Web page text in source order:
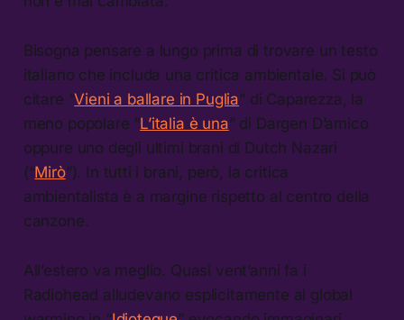
Bisogna pensare a lungo prima di trovare un testo
italiano che includa una critica ambientale. Si può
citare “Vieni a ballare in Puglia” di Caparezza, la
meno popolare “L’italia è una” di Dargen D’amico
oppure uno degli ultimi brani di Dutch Nazari
(“Mirò”). In tutti i brani, però, la critica
ambientalista è a margine rispetto al centro della
canzone.
All’estero va meglio. Quasi vent’anni fa i
Radiohead alludevano esplicitamente al global